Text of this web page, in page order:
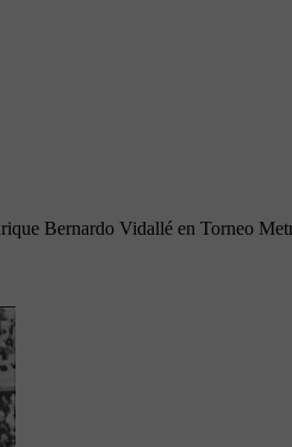
Bernardo Vidallé en Torneo